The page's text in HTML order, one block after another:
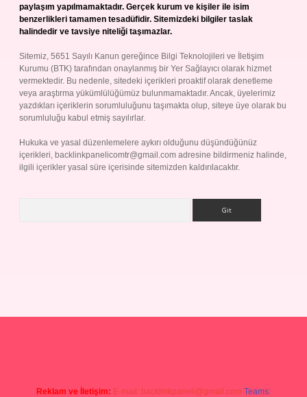
paylaşım yapılmamaktadır. Gerçek kurum ve kişiler ile isim
benzerlikleri tamamen tesadüfidir. Sitemizdeki bilgiler taslak
halindedir ve tavsiye niteliği taşımazlar.
Sitemiz, 5651 Sayılı Kanun gereğince Bilgi Teknolojileri ve İletişim
Kurumu (BTK) tarafından onaylanmış bir Yer Sağlayıcı olarak hizmet
vermektedir. Bu nedenle, sitedeki içerikleri proaktif olarak denetleme
veya araştırma yükümlülüğümüz bulunmamaktadır. Ancak, üyelerimiz
yazdıkları içeriklerin sorumluluğunu taşımakta olup, siteye üye olarak bu
sorumluluğu kabul etmiş sayılırlar.
Hukuka ve yasal düzenlemelere aykırı olduğunu düşündüğünüz
içerikleri, backlinkpanelicomtr@gmail.com adresine bildirmeniz halinde,
ilgili içerikler yasal süre içerisinde sitemizden kaldırılacaktır.
Reklam ve İletişim: E-mail: backlinkpaneli@gmail.com Teams: